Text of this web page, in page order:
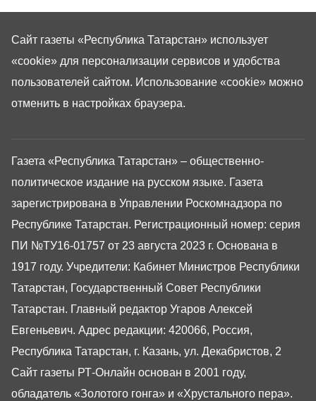
Газета «Республика Татарстан» – общественно-
политическое издание на русском языке. Газета
зарегистрирована в Управлении Роскомнадзора по
Республике Татарстан. Регистрационный номер: серия
ПИ №ТУ16-01757 от 23 августа 2023 г. Основана в
1917 году. Учредители: Кабинет Министров Республики
Татарстан, Государственный Совет Республики
Татарстан. Главный редактор Угаров Алексей
Евгеньевич. Адрес редакции: 420066, Россия,
Республика Татарстан, г. Казань, ул. Декабристов, 2
Сайт газеты РТ-Онлайн основан в 2001 году,
обладатель «Золотого гонга» и «Хрустального пера».
Сайт газеты «Республика Татарстан» использует
«cookie» для персонализации сервисов и удобства
пользователей сайтом. Использование «cookie» можно
отменить в настройках браузера.